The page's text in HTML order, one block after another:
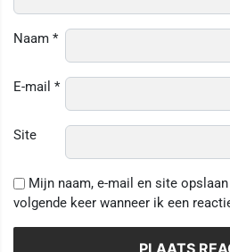
Naam *
E-mail *
Site
Mijn naam, e-mail en site
volgende keer wanneer ik een